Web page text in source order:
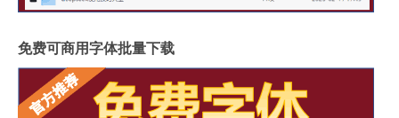
免费可商用字体批量下载